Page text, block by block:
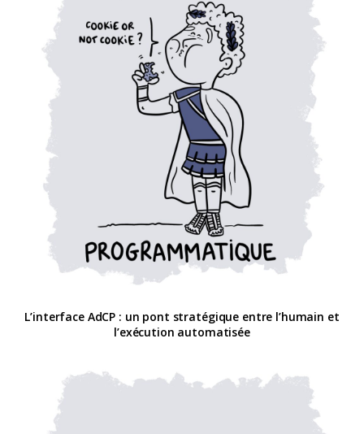
L’interface AdCP : un pont stratégique entre l’humain et
l’exécution automatisée